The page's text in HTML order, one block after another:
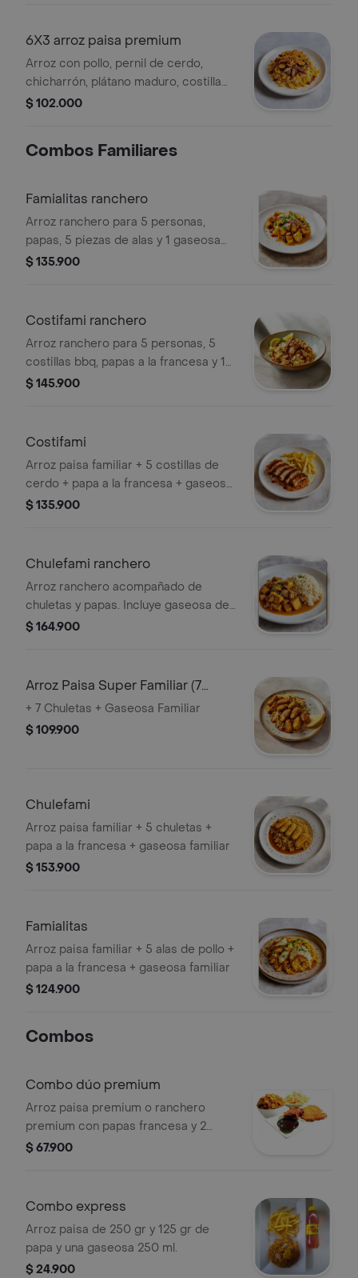
6X3 arroz paisa premium
Arroz con pollo, pernil de cerdo,
chicharrón, plátano maduro, costilla
ahumada, chorizo de ternera,
$ 102.000
Combos Familiares
Famialitas ranchero
Arroz ranchero para 5 personas,
papas, 5 piezas de alas y 1 gaseosa
1.5l
$ 135.900
Costifami ranchero
Arroz ranchero para 5 personas, 5
costillas bbq, papas a la francesa y 1
gaseosa 1.5l
$ 145.900
Costifami
Arroz paisa familiar + 5 costillas de
cerdo + papa a la francesa + gaseosa
familiar
$ 135.900
Chulefami ranchero
Arroz ranchero acompañado de
chuletas y papas. Incluye gaseosa de
1.5 litros. Ideal para 5 personas.
$ 164.900
Arroz Paisa Super Familiar (7
Personas)
+ 7 Chuletas + Gaseosa Familiar
$ 109.900
Chulefami
Arroz paisa familiar + 5 chuletas +
papa a la francesa + gaseosa familiar
$ 153.900
Famialitas
Arroz paisa familiar + 5 alas de pollo +
papa a la francesa + gaseosa familiar
$ 124.900
Combos
Combo dúo premium
Arroz paisa premium o ranchero
premium con papas francesa y 2
acompañantes a tu elección + 2
$ 67.900
Combo express
Arroz paisa de 250 gr y 125 gr de
papa y una gaseosa 250 ml.
$ 24.900